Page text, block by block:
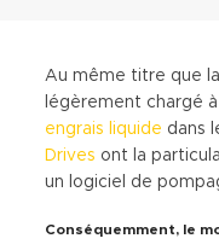
Au même titre que
légèrement chargé
engrais liquide dans
Drives ont la
un logiciel de
Conséquemment, le